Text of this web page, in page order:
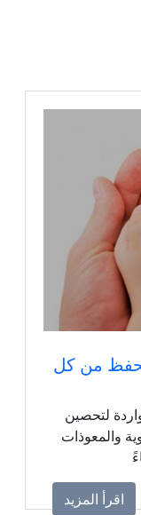
من كل
لتحصين
والمعوذات
اقرأ المزيد